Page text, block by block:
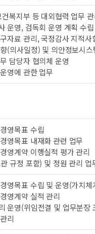
복지부 등 대외협력 업무 관
운영, 검독회 운영 계획 수립
자료 관리, 국정감사 지적사
(의사일정) 및 의안정보시
담당자 협의체 운영
영에 관한 업무
영목표 수립
영목표 내재화 관련 업무
영계약 이행실적 평가 관리
규정 포함) 및 정원 관리 업
영목표 수립 및 운영(가치체
영계약 실적 관리
운영(위임전결 및 업무분장
리